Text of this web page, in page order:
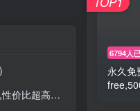
超高得VPS
6794人
永久免